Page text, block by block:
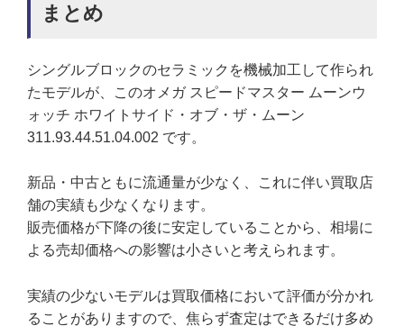
まとめ
シングルブロックのセラミックを機械加工して作られ
たモデルが、このオメガ スピードマスター ムーンウ
ォッチ ホワイトサイド・オブ・ザ・ムーン
311.93.44.51.04.002 です。
新品・中古ともに流通量が少なく、これに伴い買取店
舗の実績も少なくなります。
販売価格が下降の後に安定していることから、相場に
よる売却価格への影響は小さいと考えられます。
実績の少ないモデルは買取価格において評価が分かれ
ることがありますので、焦らず査定はできるだけ多め